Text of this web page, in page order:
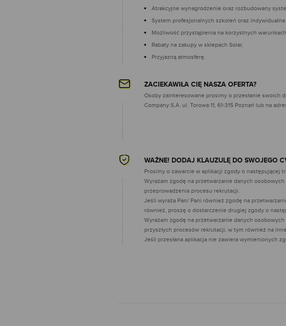
Atrakcyjne wynagrodzenie oraz rozbudowany
System profesjonalnych szkoleń oraz
Możliwość przystąpienia na korzystnych
Rabaty na zakupy w sklepach Solar,
Przyjazną atmosferę.
ZACIEKAWIŁA CIĘ NASZA OFERTA?
Osoby zainteresowane prosimy o przesłanie swoich
Company S.A. ul. Torowa 11, 61-315 Poznań lub na
WAŻNE! DODAJ KLAUZULĘ DO SWOJEGO
Prosimy o zawarcie w aplikacji zgody o następującej
Wyrażam zgodę na przetwarzanie danych
przeprowadzenia procesu rekrutacji.
Jeśli wyraża Pan/ Pani również zgodę na
również, proszę o dostarczenie drugiej zgody o
Wyrażam zgodę na przetwarzanie danych
przyszłych procesów rekrutacji, w tym również na
Jeśli przesłana aplikacja nie zawiera wymienionych